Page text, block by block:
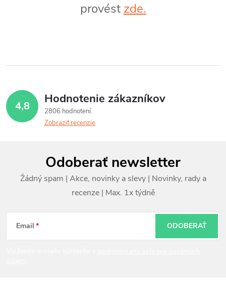
provést zde.
4,8 Hodnotenie zákazníkov
2806 hodnotení
Zobraziť recenzie
ä
Odoberať newsletter
Email ODOBERAŤ